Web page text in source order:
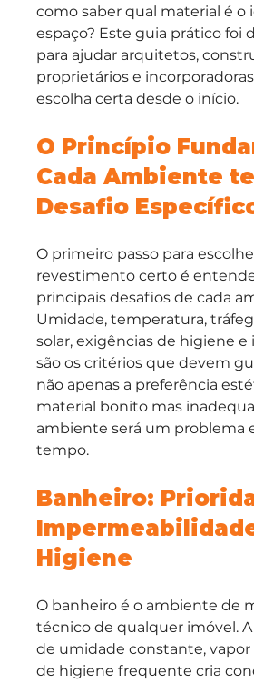
como saber qual material é o
espaço? Este guia prático foi
para ajudar arquitetos,
proprietários e incorporadoras
escolha certa desde o início.
O Princípio
Cada Ambiente
Desafio
O primeiro passo para
revestimento certo é
principais desafios de cada
Umidade, temperatura,
solar, exigências de higiene e
são os critérios que devem
não apenas a preferência
material bonito mas
ambiente será um problema
tempo.
Banheiro:
Higiene
O banheiro é o ambiente de
técnico de qualquer imóvel.
de umidade constante, vapor
de higiene frequente cria